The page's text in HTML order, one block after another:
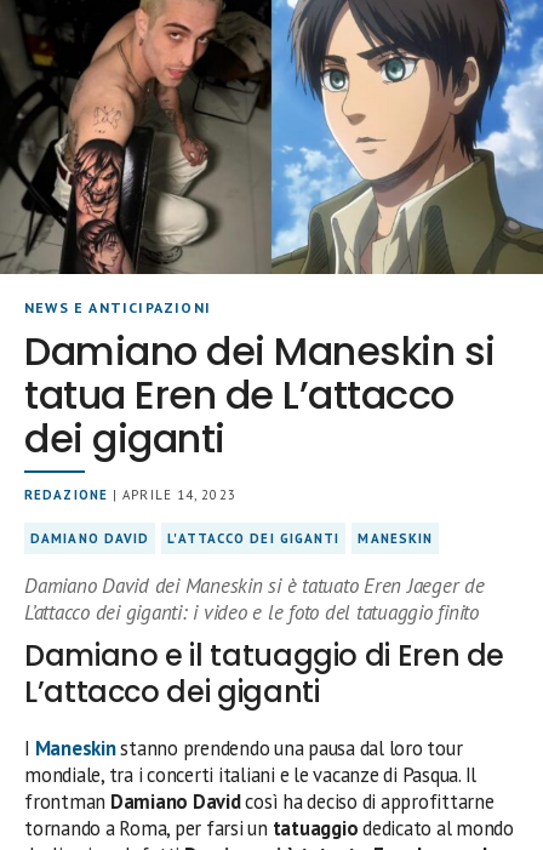
NEWS E ANTICIPAZIONI
Damiano dei Maneskin si
tatua Eren de L’attacco
dei giganti
REDAZIONE | APRILE 14, 2023
DAMIANO DAVID L'ATTACCO DEI GIGANTI MANESKIN
Damiano David dei Maneskin si è tatuato Eren Jaeger de
L’attacco dei giganti: i video e le foto del tatuaggio finito
Damiano e il tatuaggio di Eren de
L’attacco dei giganti
I Maneskinstanno prendendo una pausa dal loro tour
mondiale, tra i concerti italiani e le vacanze di Pasqua. Il
frontman Damiano Davidcosì ha deciso di approfittarne
tornando a Roma, per farsi un tatuaggiodedicato al mondo